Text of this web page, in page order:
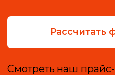
Рассчитать
Смотреть наш